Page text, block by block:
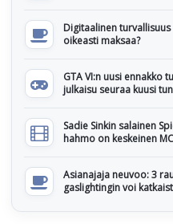
Digitaalinen
oikeasti maksaa?
GTA VI:n uusi ennakko
julkaisu seuraa kuusi
Sadie Sinkin salainen
hahmo on keskeinen
Asianajaja neuvoo: 3
gaslightingin voi